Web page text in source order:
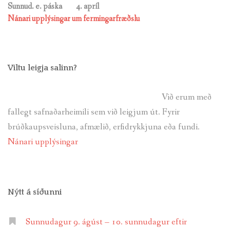
Sunnud. e. páska 4. apríl
Nánari upplýsingar um fermingarfræðslu
Viltu leigja salinn?
Við erum með
fallegt safnaðarheimili sem við leigjum út. Fyrir
brúðkaupsveisluna, afmælið, erfidrykkjuna eða fundi.
Nánari upplýsingar
Nýtt á síðunni
Sunnudagur 9. ágúst – 10. sunnudagur eftir